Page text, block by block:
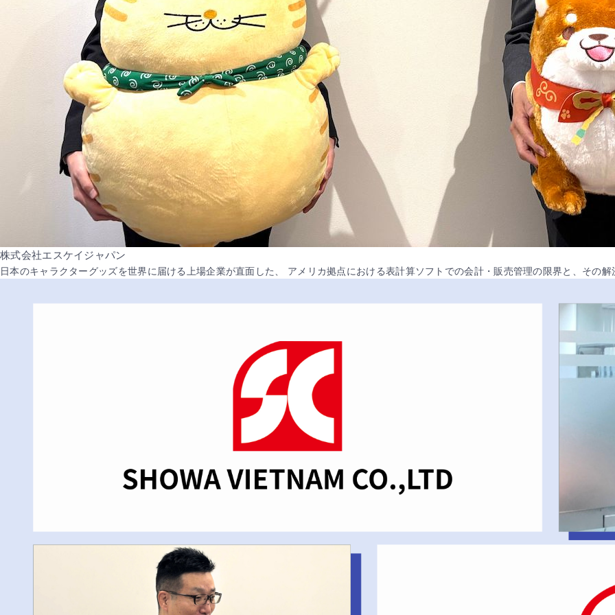
株式会社エスケイジャパン
日本のキャラクターグッズを世界に届ける上場企業が直面した、 アメリカ拠点における表計算ソフトでの会計・販売管理の限界と、その解